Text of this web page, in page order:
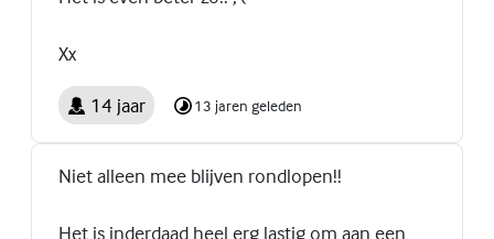
Xx
14 jaar 13 jaren geleden
Niet alleen mee blijven rondlopen!!
Het is inderdaad heel erg lastig om aan een